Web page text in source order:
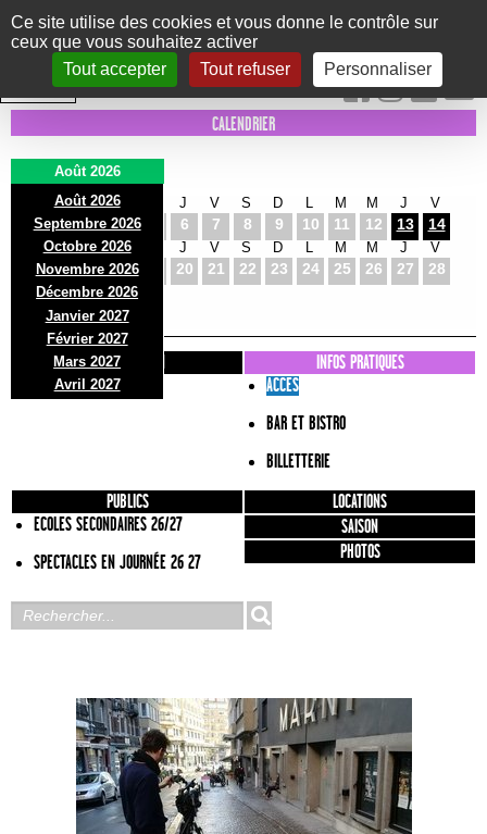
Panneau de gestion des cookies
Ce site utilise des cookies et vous donne le contrôle sur
ceux que vous souhaitez activer
Tout accepter
Tout refuser Personnaliser
Le Marni
CONCERTS DANSE/CIRQUE THÉÂTRE KIDS EXPOS EVENTS
INTRA MUROS
CALENDRIER
Août 2026
Août 2026
Septembre 2026
Octobre 2026
Novembre 2026
Décembre 2026
Janvier 2027
Février 2027
Mars 2027
Avril 2027
D
2
L
3
M
4
J
6
V
7
S
8
D
9 10
M
11
M
12
J
13
V
14
D
16
L
17
M
18
J
20
V
21
S
22
D
23 24
M
25
M
26
J
27
V
28
D
30
L
31
PRÉSENTATION
INFOS PRATIQUES
ACCES
BAR ET BISTRO
BILLETTERIE
PUBLICS
ECOLES SECONDAIRES 26/27
SPECTACLES EN JOURNÉE 26 27
LOCATIONS
SAISON
PHOTOS